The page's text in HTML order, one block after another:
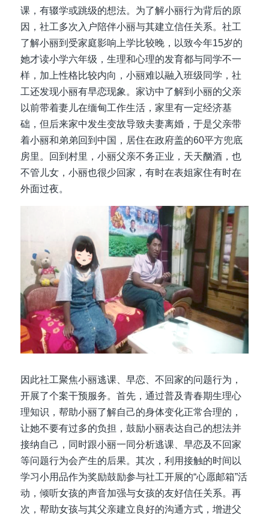
课，有辍学或跳级的想法。为了解小丽行为背后的原
因，社工多次入户陪伴小丽与其建立信任关系。社工
了解小丽到受家庭影响上学比较晚，以致今年15岁的
她才读小学六年级，生理和心理的发育都与同学不一
样，加上性格比较内向，小丽难以融入班级同学，社
工还发现小丽有早恋现象。家访中了解到小丽的父亲
以前带着妻儿在缅甸工作生活，家里有一定经济基
础，但后来家中发生变故导致夫妻离婚，于是父亲带
着小丽和弟弟回到中国，居住在政府盖的60平方兜底
房里。回到村里，小丽父亲不务正业，天天酗酒，也
不管儿女，小丽也很少回家，有时在表姐家住有时在
外面过夜。
因此社工聚焦小丽逃课、早恋、不回家的问题行为，
开展了个案干预服务。首先，通过普及青春期生理心
理知识，帮助小丽了解自己的身体变化正常合理的，
让她不要有过多的负担，鼓励小丽表达自己的想法并
接纳自己，同时跟小丽一同分析逃课、早恋及不回家
等问题行为会产生的后果。其次，利用接触的时间以
学习小用品作为奖励鼓励参与社工开展的“心愿邮箱”活
动，倾听女孩的声音加强与女孩的友好信任关系。再
次，帮助女孩与其父亲建立良好的沟通方式，增进父